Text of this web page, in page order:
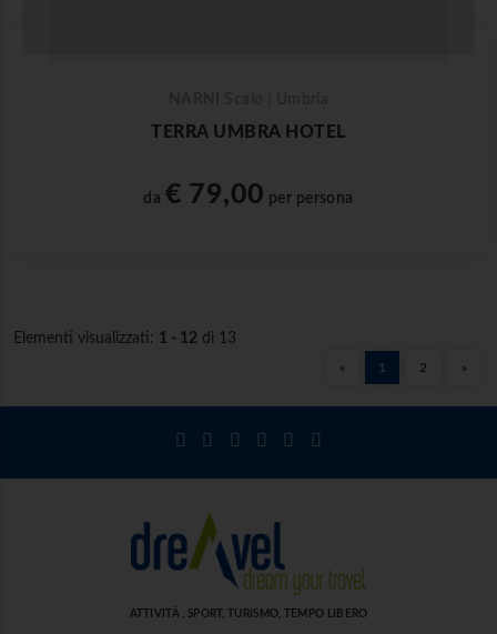
TERRA UMBRA HOTEL
da € 79,00 per persona
Elementi visualizzati: 1 - 12 di 13
« 1 2 »
ATTIVITÀ , SPORT, TURISMO, TEMPO LIBERO